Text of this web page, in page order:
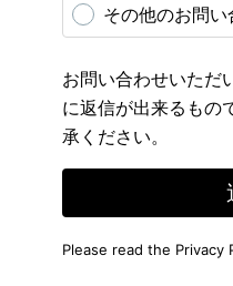
その他のお問い
お問い合わせいただ
に返信が出来るもの
承ください。
Please read the Privacy